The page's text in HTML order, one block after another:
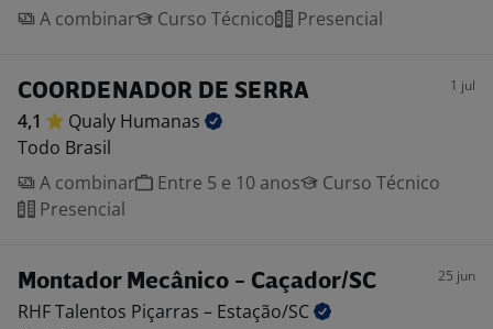
A combinar
Curso Técnico Presencial
COORDENADOR DE SERRA 1 jul
4,1 Qualy Humanas
Todo Brasil
A combinar
Entre 5 e 10 anos
Curso Técnico
Presencial
Montador Mecânico - Caçador/SC 25 jun
RHF Talentos Piçarras – Estação/SC